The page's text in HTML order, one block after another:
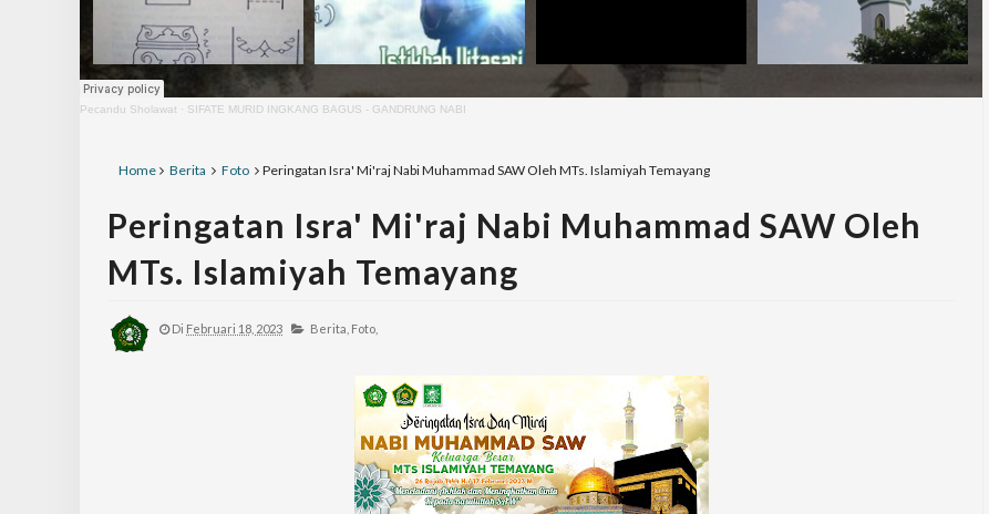
Pecandu Sholawat · SIFATE MURID INGKANG BAGUS - GANDRUNG NABI
Home Berita Foto Peringatan Isra' Mi'raj Nabi Muhammad SAW Oleh MTs. Islamiyah Temayang
Peringatan Isra' Mi'raj Nabi Muhammad SAW Oleh
MTs. Islamiyah Temayang
Di Februari 18, 2023 Berita, Foto,